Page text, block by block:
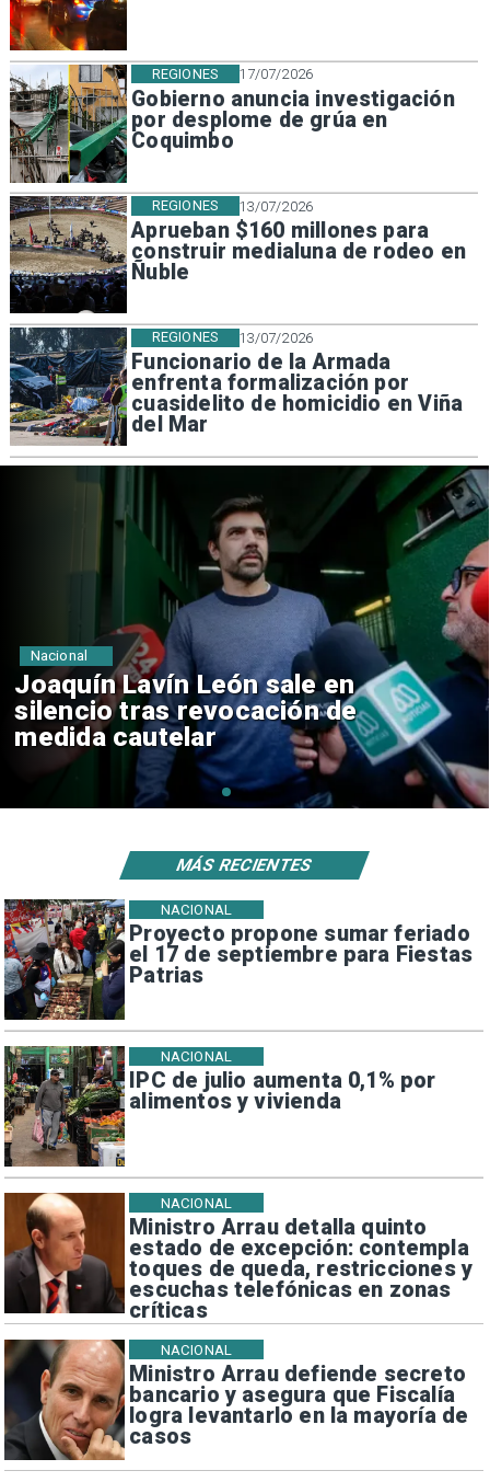
17/07/2026
Gobierno anuncia investigación
por desplome de grúa en
Coquimbo
REGIONES
13/07/2026
Aprueban $160 millones para
construir medialuna de rodeo en
Ñuble
REGIONES
13/07/2026
Funcionario de la Armada
enfrenta formalización por
cuasidelito de homicidio en Viña
del Mar
REGIONES
Chile y Venezuela formalizan
reinicio de relaciones
consulares
Nacional
Proyecto propone sumar feriado
el 17 de septiembre para Fiestas
Patrias
NACIONAL
IPC de julio aumenta 0,1% por
alimentos y vivienda
NACIONAL
Ministro Arrau detalla quinto
estado de excepción: contempla
toques de queda, restricciones y
escuchas telefónicas en zonas
críticas
NACIONAL
Ministro Arrau defiende secreto
bancario y asegura que Fiscalía
logra levantarlo en la mayoría de
casos
NACIONAL
MÁS RECIENTES